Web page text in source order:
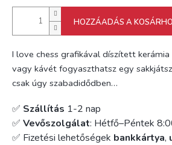
HOZZÁADÁS A
I love chess grafikával díszített
vagy kávét fogyaszthatsz egy
csak úgy szabadidődben…
✅ Szállítás 1-2 nap
✅ Vevőszolgálat: Hétfő–Péntek
✅ Fizetési lehetőségek bankkártya,